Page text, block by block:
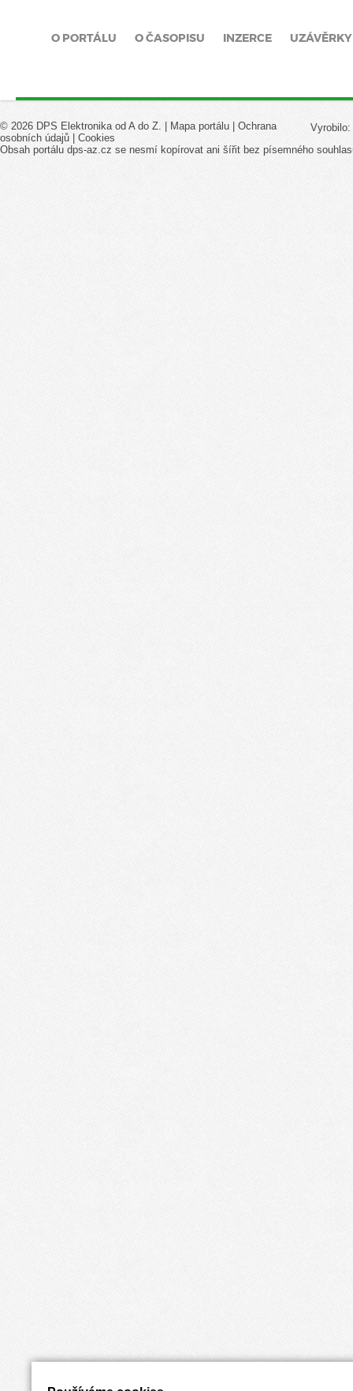
O PORTÁLU O ČASOPISU INZERCE UZÁVĚRKY
Vyrobilo:
© 2026 DPS Elektronika od A do Z. | Mapa portálu
Ochrana
osobních údajů
Cookies
Obsah portálu dps-az.cz se nesmí kopírovat ani šířit bez písemného